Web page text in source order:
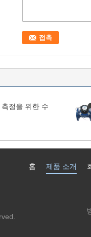
정을 위한 수
제품 소개
홈